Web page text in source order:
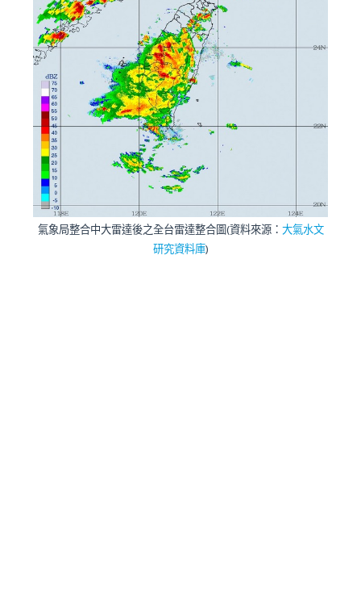
氣象局整合中大雷達後之全台雷達整合圖(資料來源： 大氣水文
研究資料庫)